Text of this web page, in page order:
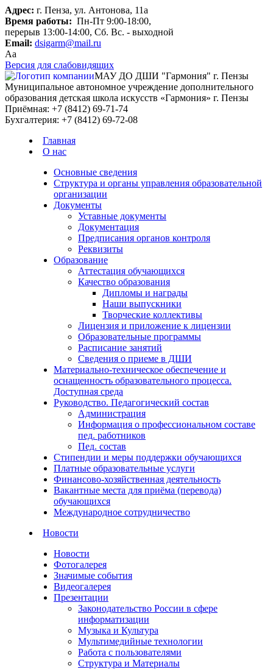
Адрес: г. Пенза, ул. Антонова, 11а
Время работы: Пн-Пт 9:00-18:00,
перерыв 13:00-14:00, Сб. Вс. - выходной
Email: dsigarm@mail.ru
Aa
Версия для слабовидящих
МАУ ДО ДШИ "Гармония" г. Пензы
Муниципальное автономное учреждение дополнительного
образования детская школа искусств «Гармония» г. Пензы
Приёмная: +7 (8412) 69-71-74
Бухгалтерия: +7 (8412) 69-72-08
Главная
О нас
Основные сведения
Структура и органы управления образовательной
организации
Документы
Уставные документы
Документация
Предписания органов контроля
Реквизиты
Образование
Аттестация обучающихся
Качество образования
Дипломы и награды
Наши выпускники
Творческие коллективы
Лицензия и приложение к лицензии
Образовательные программы
Расписание занятий
Сведения о приеме в ДШИ
Материально-техническое обеспечение и
оснащенность образовательного процесса.
Доступная среда
Руководство. Педагогический состав
Администрация
Информация о профессиональном составе
пед. работников
Пед. состав
Стипендии и меры поддержки обучающихся
Платные образовательные услуги
Финансово-хозяйственная деятельность
Вакантные места для приёма (перевода)
обучающихся
Международное сотрудничество
Новости
Новости
Фотогалерея
Значимые события
Видеогалерея
Презентации
Законодательство России в сфере
информатизации
Музыка и Культура
Мультимедийные технологии
Работа с пользователями
Структура и Материалы